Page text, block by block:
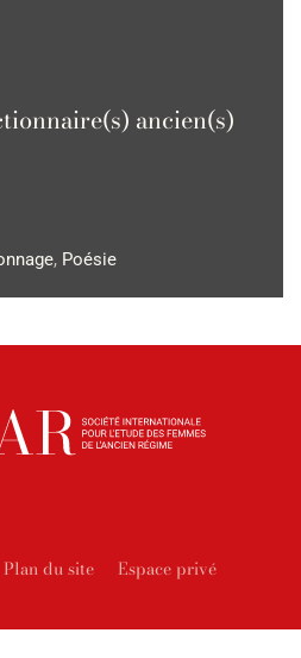
ancien(s)
, Poésie
Plan du site Espace privé